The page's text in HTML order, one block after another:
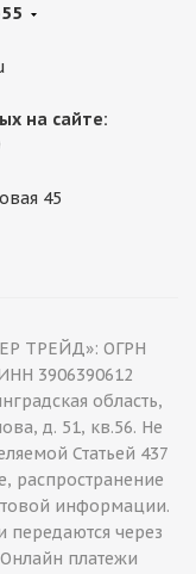
на сайте:
45
ТРЕЙД»: ОГРН
3906390612
область,
д. 51, кв.56. Не
Статьей 437
распространение
информации.
через
платежи